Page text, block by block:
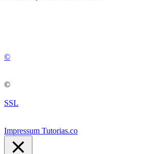
©
©
SSL
Impressum Tutorias.co